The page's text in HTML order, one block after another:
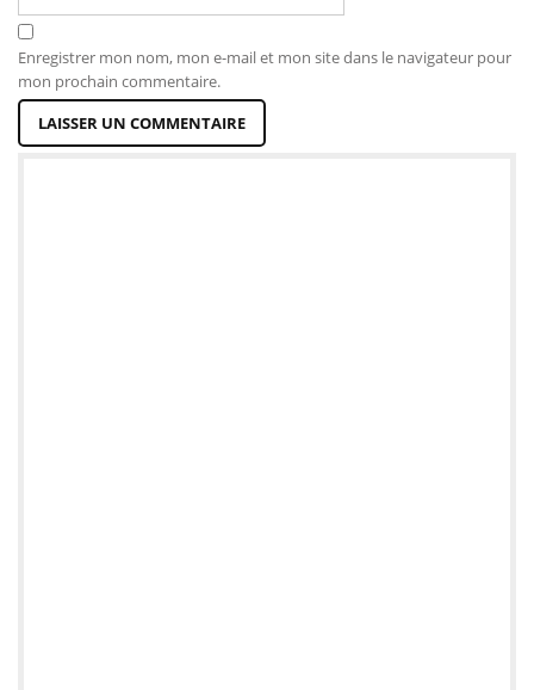
Enregistrer mon nom, mon e-mail et mon site dans le navigateur pour
mon prochain commentaire.